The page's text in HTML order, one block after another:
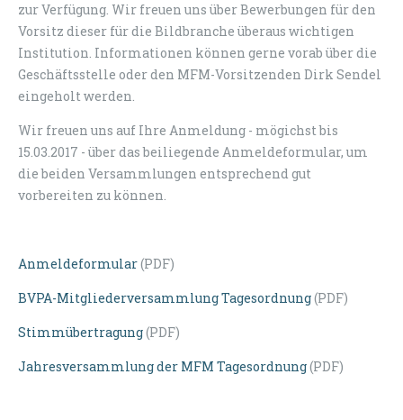
zur Verfügung. Wir freuen uns über Bewerbungen für den
Vorsitz dieser für die Bildbranche überaus wichtigen
Institution. Informationen können gerne vorab über die
Geschäftsstelle oder den MFM-Vorsitzenden Dirk Sendel
eingeholt werden.
Wir freuen uns auf Ihre Anmeldung - mögichst bis
15.03.2017 - über das beiliegende Anmeldeformular, um
die beiden Versammlungen entsprechend gut
vorbereiten zu können.
Anmeldeformular(PDF)
BVPA-Mitgliederversammlung Tagesordnung(PDF)
Stimmübertragung(PDF)
Jahresversammlung der MFM Tagesordnung(PDF)